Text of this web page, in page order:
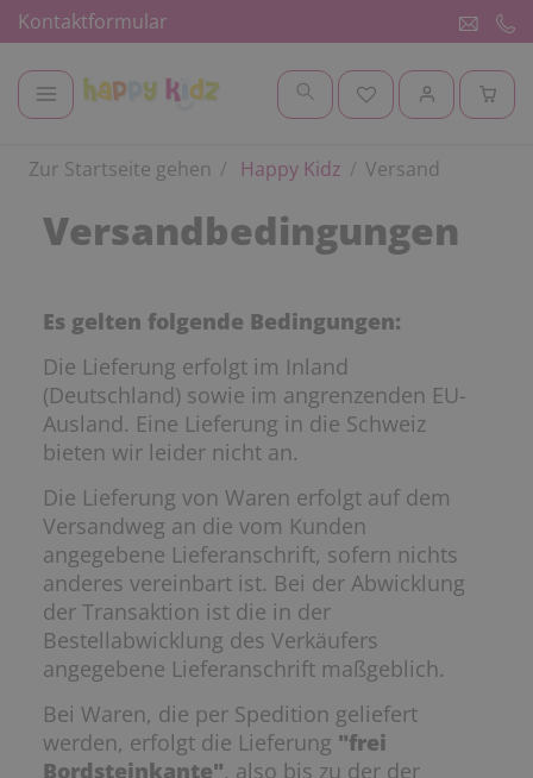
Kontaktformular
Zur Startseite gehen Happy Kidz Versand
Versandbedingungen
Es gelten folgende Bedingungen:
Die Lieferung erfolgt im Inland
(Deutschland) sowie im angrenzenden EU-
Ausland. Eine Lieferung in die Schweiz
bieten wir leider nicht an.
Die Lieferung von Waren erfolgt auf dem
Versandweg an die vom Kunden
angegebene Lieferanschrift, sofern nichts
anderes vereinbart ist. Bei der Abwicklung
der Transaktion ist die in der
Bestellabwicklung des Verkäufers
angegebene Lieferanschrift maßgeblich.
Bei Waren, die per Spedition geliefert
werden, erfolgt die Lieferung "frei
Bordsteinkante", also bis zu der der